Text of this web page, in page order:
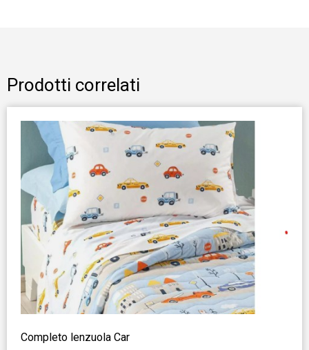
Prodotti correlati
Completo lenzuola Car